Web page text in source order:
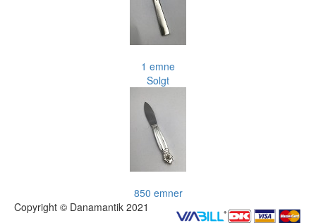
1 emne
Solgt
850 emner
Copyright © Danamantik 2021